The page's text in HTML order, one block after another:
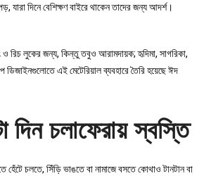
যারা দিনে বেশিক্ষণ বাইরে থাকেন তাদের জন্য আদর্শ।
ও রিচ লুকের জন্য, কিন্তু তবুও আরামদায়ক; হৃদিমা, সাগরিকা,
ডিজাইনগুলোতে এই মেটেরিয়াল ব্যবহারে তৈরি হয়েছে ঈদ
দিন চলাফেরায় স্বস্তি
হেঁটে চলতে, সিঁড়ি ভাঙতে বা নামাজে বসতে কোথাও টানটান বা